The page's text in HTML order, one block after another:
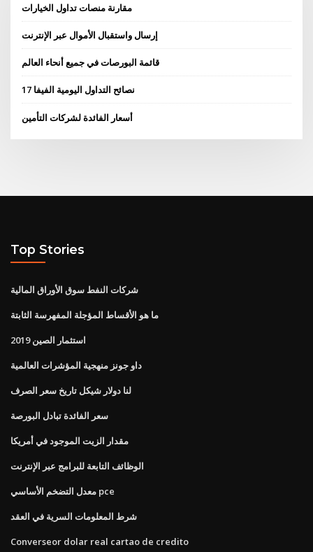
مقارنة منصات تداول الخيارات
إرسال واستقبال الأموال عبر الإنترنت
قائمة البورصات في جميع أنحاء العالم
نصائح التداول اليومية الفيفا 17
أسعار الفائدة لشركات التأمين
Top Stories
شركات النفط سوق الأوراق المالية
ما هو الأقساط المؤجلة المفهرسة الثابتة
استثمار الصين 2019
داو جونز منهجية المؤشرات العالمية
لنا دولار شيكل تاريخ سعر الصرف
سعر الفائدة تبادل البورصة
مقدار الزيت الموجود في أمريكا
الوظائف التابعة للبرامج عبر الإنترنت
معدل التضخم الأساسي pce
شرط المعلومات السرية في العقد
Converseor dolar real cartao de credito